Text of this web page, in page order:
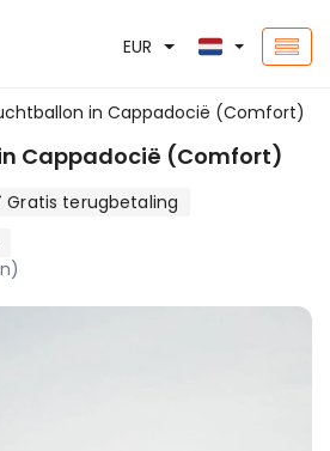
EUR
in Cappadocië (Comfort)
Cappadocië (Comfort)
Gratis terugbetaling